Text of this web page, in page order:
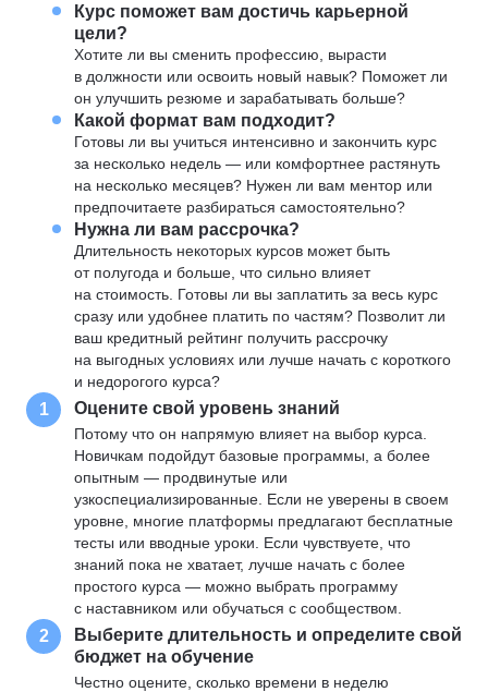
Курс поможет вам достичь карьерной
цели?
Хотите ли вы сменить профессию, вырасти
в должности или освоить новый навык? Поможет ли
он улучшить резюме и зарабатывать больше?
Какой формат вам подходит?
Готовы ли вы учиться интенсивно и закончить курс
за несколько недель — или комфортнее растянуть
на несколько месяцев? Нужен ли вам ментор или
предпочитаете разбираться самостоятельно?
Нужна ли вам рассрочка?
Длительность некоторых курсов может быть
от полугода и больше, что сильно влияет
на стоимость. Готовы ли вы заплатить за весь курс
сразу или удобнее платить по частям? Позволит ли
ваш кредитный рейтинг получить рассрочку
на выгодных условиях или лучше начать с короткого
и недорогого курса?
1 Оцените свой уровень знаний
Потому что он напрямую влияет на выбор курса.
Новичкам подойдут базовые программы, а более
опытным — продвинутые или
узкоспециализированные. Если не уверены в своем
уровне, многие платформы предлагают бесплатные
тесты или вводные уроки. Если чувствуете, что
знаний пока не хватает, лучше начать с более
простого курса — можно выбрать программу
с наставником или обучаться с сообществом.
2
Выберите длительность и определите свой
бюджет на обучение
Честно оцените, сколько времени в неделю